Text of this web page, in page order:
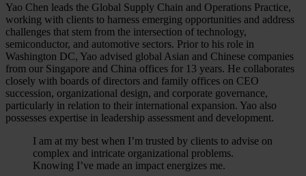
Yao Chen leads the Global Supply Chain and Operations Practice,
working with clients to harness emerging opportunities and address
challenges that stem from the intersection of technology,
semiconductor, and automotive sectors. Prior to his role in
Washington DC, Yao advised global Asian and Chinese companies
from our Singapore and China offices for 13 years. He collaborates
closely with boards of directors and family offices on CEO
succession, organizational design, and corporate governance,
particularly in relation to their international expansion. Yao also
possesses expertise in leadership assessment and development.
I am at my best when I’m trusted by clients to advise on
complex and intricate organizational problems.
Knowing I’ve made an impact energizes me.